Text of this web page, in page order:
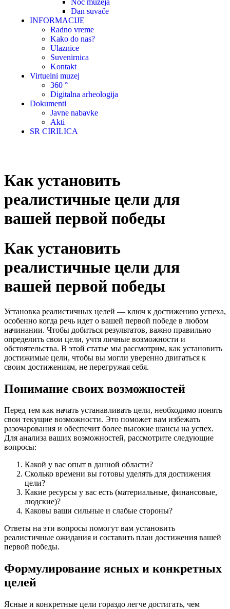
Noć muzeja
Dan suvače
INFORMACIJE
Radno vreme
Kako do nas?
Ulaznice
Suvenirnica
Kontakt
Virtuelni muzej
360 °
Digitalna arheologija
Dokumenti
Javne nabavke
Akti
SR CIRILICA
Как установить
реалистичные цели для
вашей первой победы
Как установить
реалистичные цели для
вашей первой победы
Установка реалистичных целей — ключ к достижению успеха,
особенно когда речь идет о вашей первой победе в любом
начинании. Чтобы добиться результатов, важно правильно
определить свои цели, учтя личные возможности и
обстоятельства. В этой статье мы рассмотрим, как установить
достижимые цели, чтобы вы могли уверенно двигаться к
своим достижениям, не перегружая себя.
Понимание своих возможностей
Перед тем как начать устанавливать цели, необходимо понять
свои текущие возможности. Это поможет вам избежать
разочарования и обеспечит более высокие шансы на успех.
Для анализа ваших возможностей, рассмотрите следующие
вопросы:
Какой у вас опыт в данной области?
Сколько времени вы готовы уделять для достижения
цели?
Какие ресурсы у вас есть (материальные, финансовые,
людские)?
Каковы ваши сильные и слабые стороны?
Ответы на эти вопросы помогут вам установить
реалистичные ожидания и составить план достижения вашей
первой победы.
Формулирование ясных и конкретных
целей
Ясные и конкретные цели гораздо легче достигать, чем